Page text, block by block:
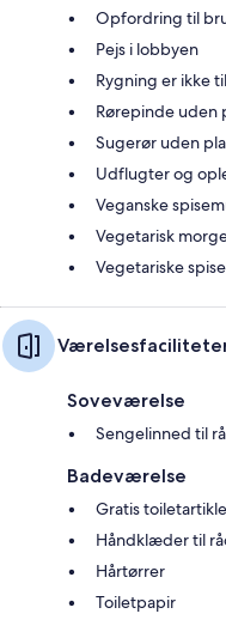
Opfordring til
Pejs i lobbyen
Rygning er ikke
Rørepinde uden
Sugerør uden
Udflugter og
Veganske
Vegetarisk
Vegetariske
Soveværelse
Sengelinned til
Badeværelse
Gratis
Håndklæder til
Hårtørrer
Toiletpapir